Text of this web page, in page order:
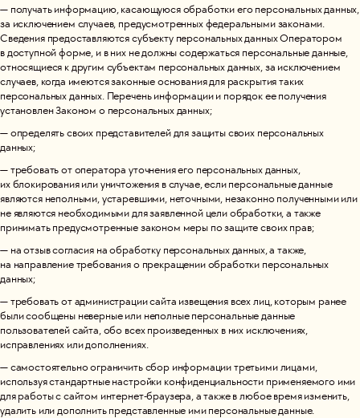
— получать информацию, касающуюся обработки его персональных данных,
за исключением случаев, предусмотренных федеральными законами.
Сведения предоставляются субъекту персональных данных Оператором
в доступной форме, и в них не должны содержаться персональные данные,
относящиеся к другим субъектам персональных данных, за исключением
случаев, когда имеются законные основания для раскрытия таких
персональных данных. Перечень информации и порядок ее получения
установлен Законом о персональных данных;
— определять своих представителей для защиты своих персональных
данных;
— требовать от оператора уточнения его персональных данных,
их блокирования или уничтожения в случае, если персональные данные
являются неполными, устаревшими, неточными, незаконно полученными или
не являются необходимыми для заявленной цели обработки, а также
принимать предусмотренные законом меры по защите своих прав;
— на отзыв согласия на обработку персональных данных, а также,
на направление требования о прекращении обработки персональных
данных;
— требовать от администрации сайта извещения всех лиц, которым ранее
были сообщены неверные или неполные персональные данные
пользователей сайта, обо всех произведенных в них исключениях,
исправлениях или дополнениях.
— самостоятельно ограничить сбор информации третьими лицами,
используя стандартные настройки конфиденциальности применяемого ими
для работы с сайтом интернет-браузера, а также в любое время изменить,
удалить или дополнить представленные ими персональные данные.